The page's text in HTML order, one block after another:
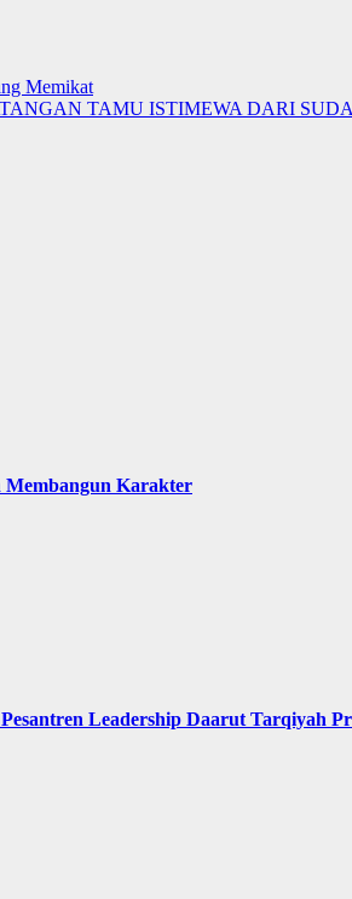
Memikat
TAMU ISTIMEWA DARI
Karakter
Leadership Daarut Tarqiyah